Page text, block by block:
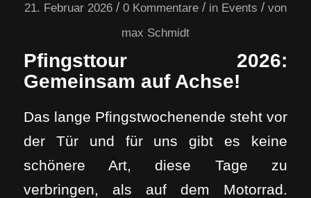
21. Februar 2026 / 0 Kommentare / in Events / von
max Schmidt
Pfingsttour 2026:
Gemeinsam auf Achse!
Das lange Pfingstwochenende steht vor
der Tür und für uns gibt es keine
schönere Art, diese Tage zu
verbringen, als auf dem Motorrad.